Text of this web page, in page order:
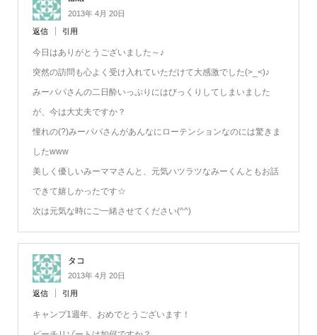
2013年 4月 20日
返信 引用
今日はありがとうございました～♪
突然の訪問も心よく受け入れていただけて大感激でした(>_<)♪
みーパパさんの二日酔いっぷりにはびっくりしてしまいました
が、今は大丈夫ですか？
憧れの(?)みーパパさんがあんなにローテンションなのには驚きま
したwww
美しく優しいみーママさんと、元気ハツラツなみーくんともお話
できて嬉しかったです☆
次は元気な時にご一緒させてください(^^)
タコ
2013年 4月 20日
返信 引用
キャンプ1週年、おめでとうございます！